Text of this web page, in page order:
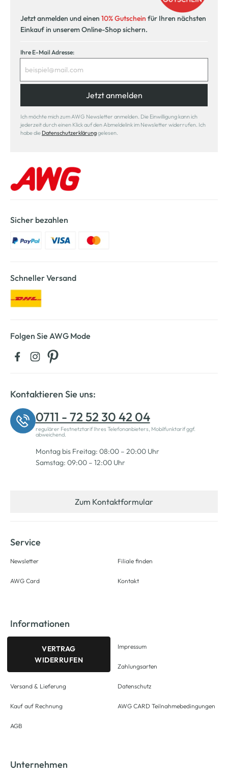
Jetzt anmelden und einen 10% Gutschein für Ihren nächsten
Einkauf in unserem Online-Shop sichern.
Ihre E-Mail Adresse:
Jetzt anmelden
Ich möchte mich zum AWG Newsletter anmelden. Die Einwilligung kann ich
jederzeit durch einen Klick auf den Abmeldelink im Newsletter widerrufen. Ich
habe die Datenschutzerklärunggelesen.
Sicher bezahlen
Schneller Versand
Folgen Sie AWG Mode
Kontaktieren Sie uns:
0711 - 72 52 30 42 04
regulärer Festnetztarif Ihres Telefonanbieters, Mobilfunktarif ggf.
abweichend.
Montag bis Freitag: 08:00 – 20:00 Uhr
Samstag: 09:00 – 12:00 Uhr
Zum Kontaktformular
Service
Newsletter
AWG Card
Filiale finden
Kontakt
Informationen
VERTRAG
WIDERRUFEN
Versand & Lieferung
Kauf auf Rechnung
AGB
Impressum
Zahlungsarten
Datenschutz
AWG CARD Teilnahmebedingungen
Unternehmen